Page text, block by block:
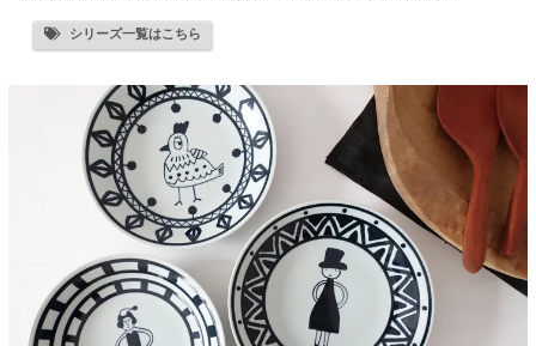
シリーズ一覧はこちら